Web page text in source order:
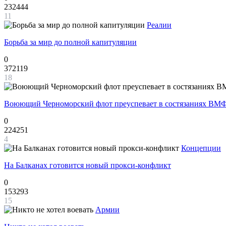
232444
11
Реалии
Борьба за мир до полной капитуляции
0
372119
18
Воюющий Черноморский флот преуспевает в состязаниях
0
224251
4
Концепции
На Балканах готовится новый прокси-конфликт
0
153293
15
Армии